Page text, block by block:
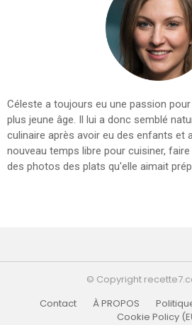
Céleste a toujours eu une passion
plus jeune âge. Il lui a donc semblé
culinaire après avoir eu des enfants et
nouveau temps libre pour cuisiner,
des photos des plats qu'elle aimait
© Copyright
Contact
À PROPOS
Cookie Policy